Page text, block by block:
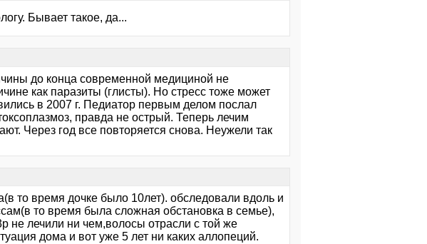
Бывает такое, да...
до конца современной медициной не
как паразиты (глисты). Но стресс тоже может
в 2007 г. Педиатор первым делом послал
правда не острый. Теперь лечим
Через год все повторяется снова. Неужели так
то время дочке было 10лет). обследовали вдоль и
то время была сложная обстановка в семье),
не лечили ни чем,волосы отрасли с той же
дома и вот уже 5 лет ни каких аллопеций.